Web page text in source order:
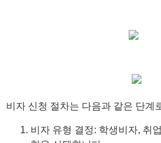
비자 신청 절차는 다음과 같은 단계
비자 유형 결정: 학생비자, 취